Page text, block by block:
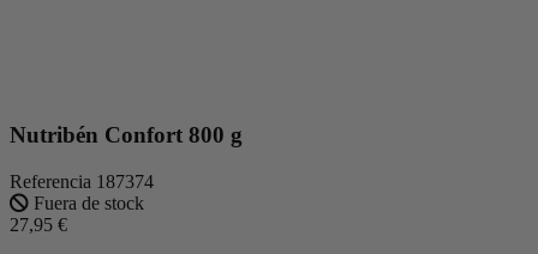
Nutribén Confort 800 g
Referencia 187374
Fuera de stock
27,95 €